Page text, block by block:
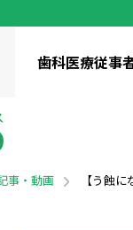
歯科医療従事
の方へトップペー
る方へトップペー
ダウンロード
プページ
ラム
ページ
衛生研究所につい
事・動画 【う蝕